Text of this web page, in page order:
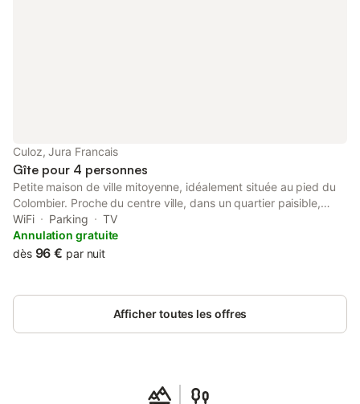
Culoz, Jura Francais
Gîte pour 4 personnes
Petite maison de ville mitoyenne, idéalement située au pied du
Colombier. Proche du centre ville, dans un quartier paisible,
vous pourrez ranger vos deux roues à l'abri. Boulangerie à 30m,
pharmacie, restaurants, pizzeria, kebab à 5 mn à pieds. Deux
supermarchés à proximité. Possibilité de s'y rendre à pieds.
Genève. Cet appartement comporte : Au rdc, une entrée avec
espece pour deux roues, un wc. Au 1er etage : une cuisine
équipée, avec plaques de cuisson, micro onde, cafetière,
linge de lit ainsi que les serviettes de toilette sont
WiFi Parking
TV
Annulation gratuite
dès 96 € par nuit
Afficher toutes les offres